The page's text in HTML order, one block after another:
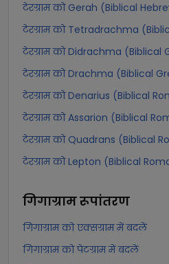
टेरग्राम को Gerah (Biblical
टेरग्राम को Tetradrachma
टेरग्राम को Didrachma
टेरग्राम को Drachma (Biblical
टेरग्राम को Denarius (Biblical
टेरग्राम को Assarion (Biblical
टेरग्राम को Quadrans (Biblical
टेरग्राम को Lepton (Biblical
गिगाग्रामरूपांतरण
गिगाग्राम को एक्सग्राम में बदलें
गिगाग्राम को पेटग्राम में बदलें